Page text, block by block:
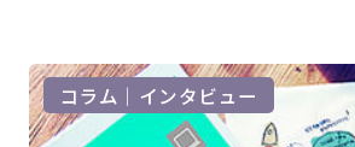
コラム｜インタビュー